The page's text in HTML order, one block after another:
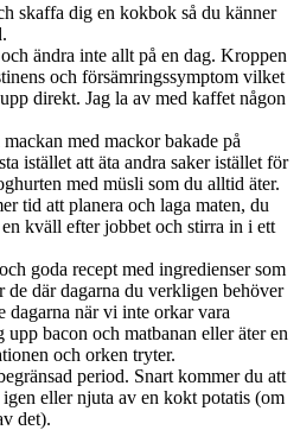
skaffa dig en kokbok så du känner
ändra inte allt på en dag. Kroppen
och försämringssymptom vilket
direkt. Jag la av med kaffet någon
med mackor bakade på
istället att äta andra saker istället för
med müsli som du alltid äter.
tid att planera och laga maten, du
kväll efter jobbet och stirra in i ett
goda recept med ingredienser som
de där dagarna du verkligen behöver
dagarna när vi inte orkar vara
bacon och matbanan eller äter en
och orken tryter.
period. Snart kommer du att
eller njuta av en kokt potatis (om
det).